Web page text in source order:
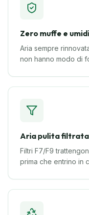
Zero muffe e
Aria sempre
non hanno modo di
Aria pulita filtrata
Filtri F7/F9
prima che entrino in